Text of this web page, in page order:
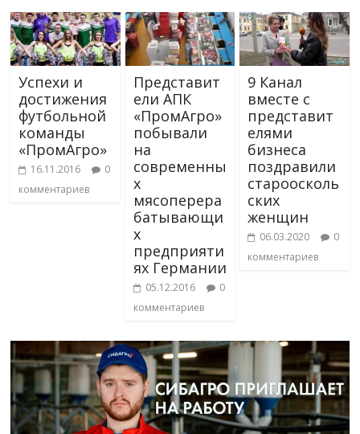
Успехи и
достижения
футбольной
команды
«ПромАгро»
16.11.2016
0
комментариев
Представит
ели АПК
«ПромАгро»
побывали
на
современны
х
мясоперера
батывающи
х
предприяти
ях Германии
05.12.2016
0
комментариев
9 Канал
вместе с
представит
елями
бизнеса
поздравили
староосколь
ских
женщин
06.03.2020
0
комментариев